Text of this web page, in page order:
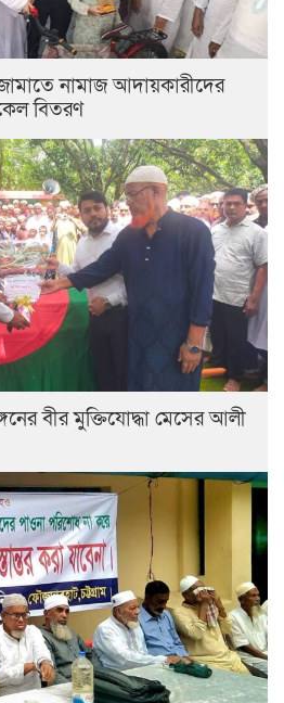
নামাজ আদায়কারীদের
বিতরণ
বীর মুক্তিযোদ্ধা মেসের আলী